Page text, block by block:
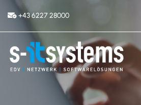
 +43 6227 28000